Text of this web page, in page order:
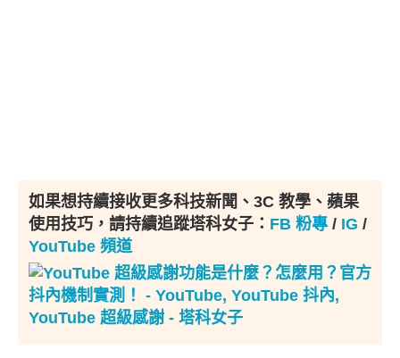
如果想持續接收更多科技新聞、3C 教學、蘋果
使用技巧，請持續追蹤塔科女子： FB 粉專 / IG /
YouTube 頻道